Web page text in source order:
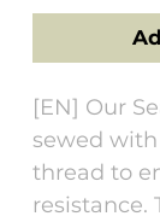
[EN] Our
sewed
thread to
resistance.